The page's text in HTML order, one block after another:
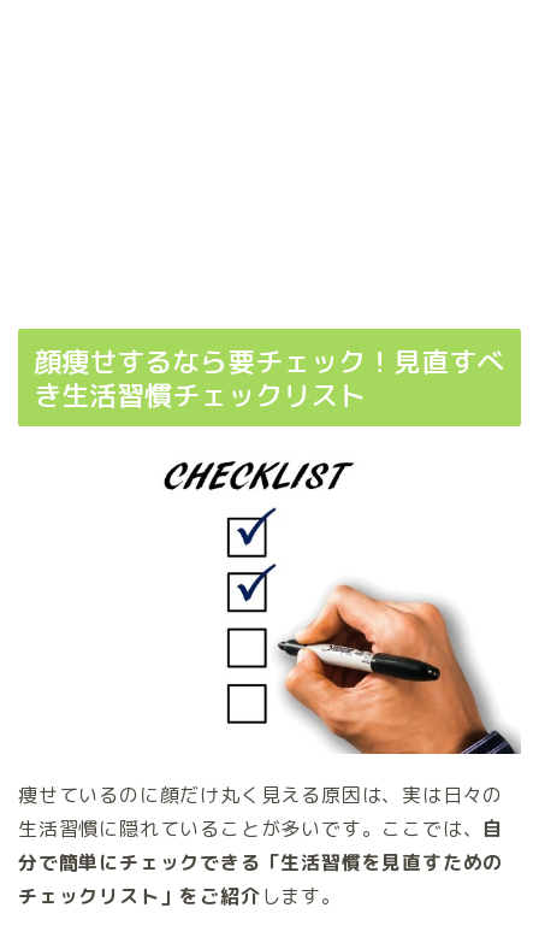
顔痩せするなら要チェック！見直すべ
き生活習慣チェックリスト
痩せているのに顔だけ丸く見える原因は、実は日々の
生活習慣に隠れていることが多いです。ここでは、 自
分で簡単にチェックできる「生活習慣を見直すための
チェックリスト」をご紹介します。